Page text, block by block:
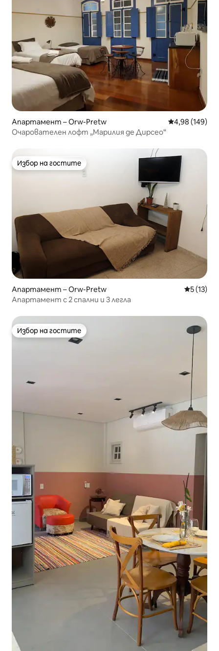
Апартамент – Orw-Pretw Средна
4,98 (149)
Очарователен лофт „Марилия де Дирсео“
Избор на гостите
Избор на гостите
Апартамент – Orw-Pretw Средна
5 (13)
Апартамент с 2 спални и 3 легла
Избор на гостите
Избор на гостите